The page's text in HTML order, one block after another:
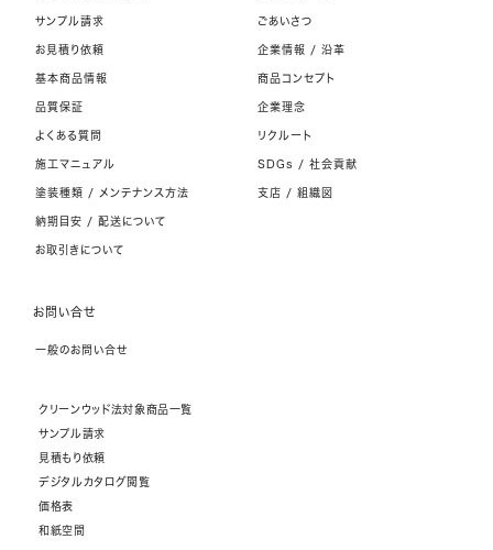
サンプル請求
お見積り依頼
基本商品情報
品質保証
よくある質問
施工マニュアル
塗装種類 / メンテナンス方法
納期目安 / 配送について
お取引きについて
ごあいさつ
企業情報 / 沿革
商品コンセプト
企業理念
リクルート
SDGs / 社会貢献
支店 / 組織図
お問い合せ
一般のお問い合せ
クリーンウッド法対象商品一覧
サンプル請求
見積もり依頼
デジタルカタログ閲覧
価格表
和紙空間